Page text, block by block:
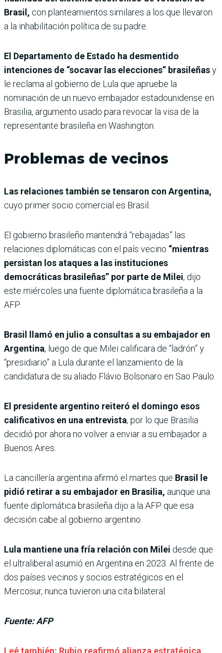
Brasil, con planteamientos similares a los que llevaron
a la inhabilitación política de su padre.
El Departamento de Estado ha desmentido
intenciones de “socavar las elecciones” brasileñasy
le reclama al gobierno de Lula que apruebe la
nominación de un nuevo embajador estadounidense en
Brasilia, argumento usado para revocar la visa de la
representante brasileña en Washington.
Problemas de vecinos
Las relaciones también se tensaron con Argentina,
cuyo primer socio comercial es Brasil.
El gobierno brasileño mantendrá “rebajadas” las
relaciones diplomáticas con el país vecino “mientras
persistan los ataques a las instituciones
democráticas brasileñas” por parte de Milei, dijo
este miércoles una fuente diplomática brasileña a la
AFP.
Brasil llamó en julio a consultas a su embajador en
Argentina, luego de que Milei calificara de “ladrón” y
“presidiario” a Lula durante el lanzamiento de la
candidatura de su aliado Flávio Bolsonaro en Sao Paulo.
El presidente argentino reiteró el domingo esos
calificativos en una entrevista, por lo que Brasilia
decidió por ahora no volver a enviar a su embajador a
Buenos Aires.
La cancillería argentina afirmó el martes que Brasil le
pidió retirar a su embajador en Brasilia, aunque una
fuente diplomática brasileña dijo a la AFP que esa
decisión cabe al gobierno argentino.
Lula mantiene una fría relación con Milei desde que
el ultraliberal asumió en Argentina en 2023. Al frente de
dos países vecinos y socios estratégicos en el
Mercosur, nunca tuvieron una cita bilateral.
Fuente: AFP
Leé también: Rubio reafirmó alianza estratégica